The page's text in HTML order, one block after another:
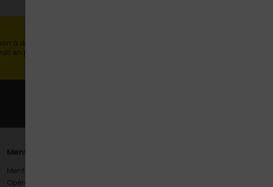
à domicile
en point de vente
Mentions
Mentions légales
Opération commerciale